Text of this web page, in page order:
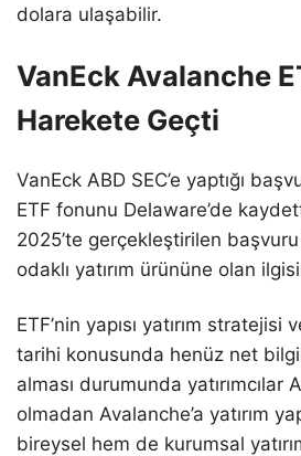
dolara ulaşabilir.
VanEck Avalanche
Harekete Geçti
VanEck ABD SEC’e yaptığı
ETF fonunu Delaware’de
2025’te gerçekleştirilen
odaklı yatırım ürününe olan
ETF’nin yapısı yatırım
tarihi konusunda henüz net
alması durumunda yatırımcılar
olmadan Avalanche’a yatırım
bireysel hem de kurumsal